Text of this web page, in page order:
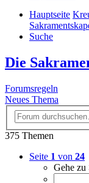
Hauptseite
Suche
Die
Forumsregeln
Neues Thema
375 Themen
Seite 1 von 24
Gehe zu